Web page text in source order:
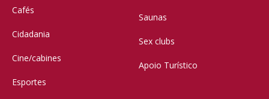
Cafés
Cidadania
Cine/cabines
Esportes
Saunas
Sex clubs
Apoio Turístico